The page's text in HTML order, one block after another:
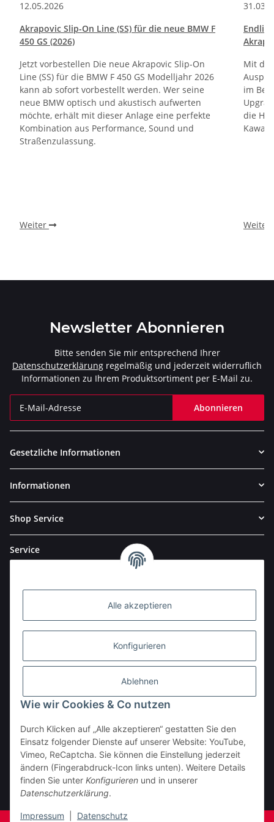
Alle akzeptieren
Konfigurieren
Ablehnen
Wie wir Cookies & Co nutzen
Durch Klicken auf „Alle akzeptieren“ gestatten Sie den
Einsatz folgender Dienste auf unserer Website: YouTube,
Vimeo, ReCaptcha. Sie können die Einstellung jederzeit
ändern (Fingerabdruck-Icon links unten). Weitere Details
finden Sie unter Konfigurieren und in unserer
Datenschutzerklärung.
Impressum Datenschutz
12.05.2026
Akrapovic Slip-On Line (SS) für die neue BMW F
450 GS (2026)
Jetzt vorbestellen Die neue Akrapovic Slip-On
Line (SS) für die BMW F 450 GS Modelljahr 2026
kann ab sofort vorbestellt werden. Wer seine
neue BMW optisch und akustisch aufwerten
möchte, erhält mit dieser Anlage eine perfekte
Kombination aus Performance, Sound und
Straßenzulassung.
Weiter
Mit
im
die
Weiter
Newsletter Abonnieren
Bitte senden Sie mir entsprechend Ihrer
Datenschutzerklärung regelmäßig und jederzeit widerruflich
Informationen zu Ihrem Produktsortiment per E-Mail zu.
Abonnieren
Gesetzliche Informationen
Informationen
Shop Service
Service
BESTELLHOTLINE:
(0 23 03) 983 77 27
Vertrag widerrufen
* Alle Preise inkl. gesetzlicher USt., zzgl.